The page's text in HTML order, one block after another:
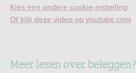
Kies een andere cookie-instelling
Of kijk deze video op youtube.com
Meer lezen over beleggen?